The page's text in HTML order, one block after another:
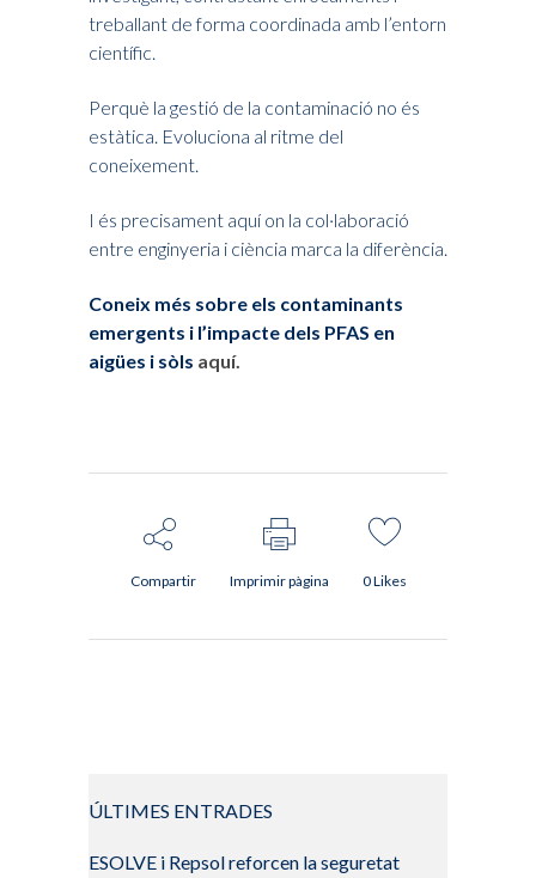
treballant de forma coordinada amb l’entorn
científic.
Perquè la gestió de la contaminació no és
estàtica. Evoluciona al ritme del
coneixement.
I és precisament aquí on la col·laboració
entre enginyeria i ciència marca la diferència.
Coneix més sobre els contaminants
emergents i l’impacte dels PFAS en
aigües i sòls aquí.
Compartir Imprimir pàgina 0Likes
ÚLTIMES ENTRADES
ESOLVE i Repsol reforcen la seguretat